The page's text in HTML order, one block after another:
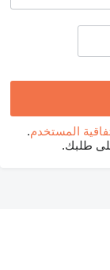
المستخدم.
طلبك.